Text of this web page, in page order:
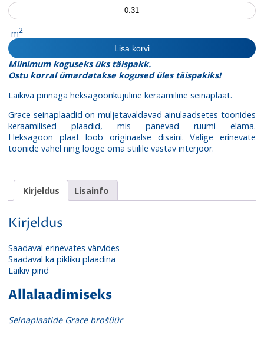
Seinaplaat
Grace
Ocre
Hex
kogus
m2
Lisa korvi
Miinimum koguseks üks täispakk.
Ostu korral ümardatakse kogused üles täispakiks!
Läikiva pinnaga heksagoonkujuline keraamiline seinaplaat.
Grace seinaplaadid on muljetavaldavad ainulaadsetes toonides
keraamilised plaadid, mis panevad ruumi elama.
Heksagoon plaat loob originaalse disaini. Valige erinevate
toonide vahel ning looge oma stiilile vastav interjöör.
Kirjeldus Lisainfo
Kirjeldus
Saadaval erinevates värvides
Saadaval ka pikliku plaadina
Läikiv pind
Allalaadimiseks
Seinaplaatide Grace brošüür